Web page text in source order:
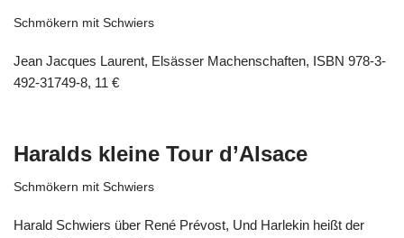
Schmökern mit Schwiers
Jean Jacques Laurent, Elsässer Machenschaften, ISBN 978-3-
492-31749-8, 11 €
Haralds kleine Tour d’Alsace
Schmökern mit Schwiers
Harald Schwiers über René Prévost, Und Harlekin heißt der